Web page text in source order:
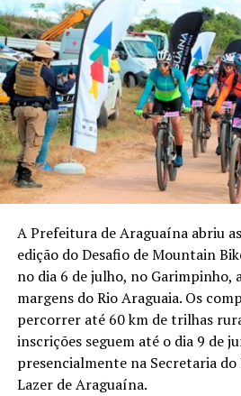
A Prefeitura de Araguaína abriu
edição do Desafio de Mountain
no dia 6 de julho, no Garimpinho,
margens do Rio Araguaia. Os
percorrer até 60 km de trilhas
inscrições seguem até o dia 9 de
presencialmente na Secretaria
Lazer de Araguaína.